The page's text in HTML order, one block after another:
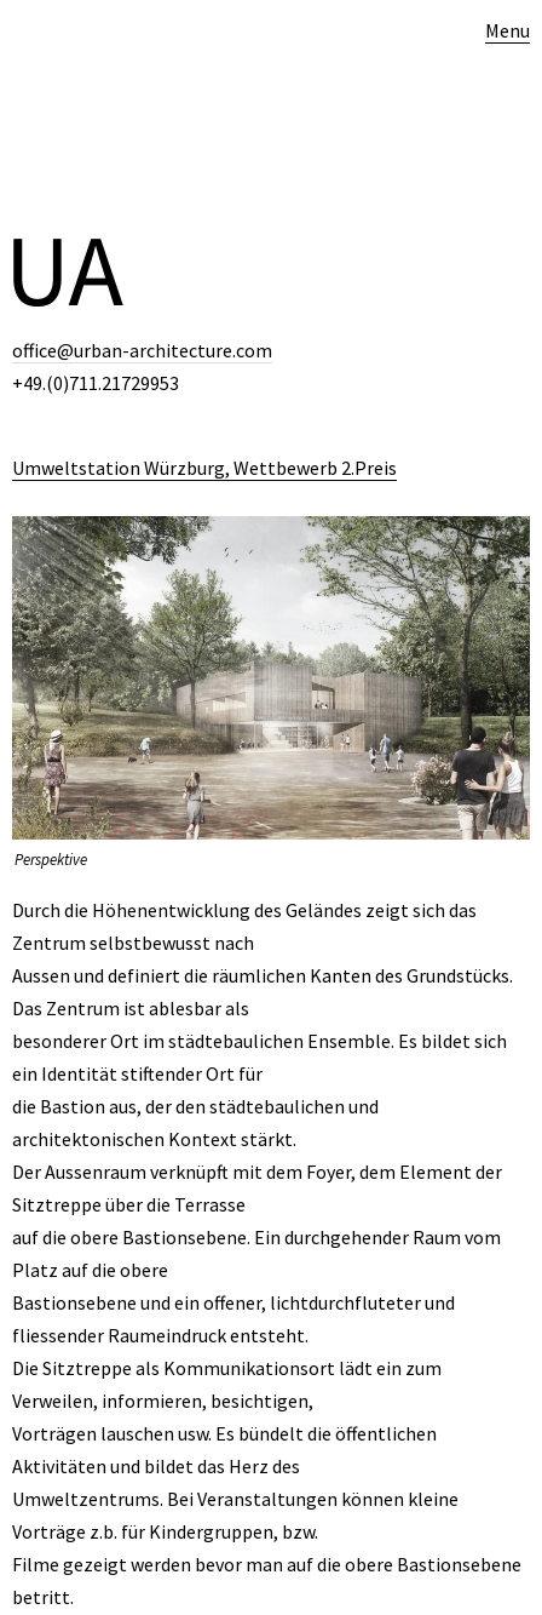
Menu
office@urban-architecture.com
+49.(0)711.21729953
Umweltstation Würzburg, Wettbewerb 2.Preis
Perspektive
Durch die Höhenentwicklung des Geländes zeigt sich das
Zentrum selbstbewusst nach
Aussen und definiert die räumlichen Kanten des Grundstücks.
Das Zentrum ist ablesbar als
besonderer Ort im städtebaulichen Ensemble. Es bildet sich
ein Identität stiftender Ort für
die Bastion aus, der den städtebaulichen und
architektonischen Kontext stärkt.
Der Aussenraum verknüpft mit dem Foyer, dem Element der
Sitztreppe über die Terrasse
auf die obere Bastionsebene. Ein durchgehender Raum vom
Platz auf die obere
Bastionsebene und ein offener, lichtdurchfluteter und
fliessender Raumeindruck entsteht.
Die Sitztreppe als Kommunikationsort lädt ein zum
Verweilen, informieren, besichtigen,
Vorträgen lauschen usw. Es bündelt die öffentlichen
Aktivitäten und bildet das Herz des
Umweltzentrums. Bei Veranstaltungen können kleine
Vorträge z.b. für Kindergruppen, bzw.
Filme gezeigt werden bevor man auf die obere Bastionsebene
betritt.